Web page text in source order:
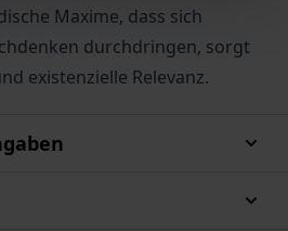
Maxime, dass sich
durchdringen, sorgt
existenzielle Relevanz.